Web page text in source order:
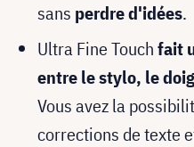
sans perdre d'idées.
Ultra Fine Touchfait
entre le stylo, le
Vous avez la
corrections de texte